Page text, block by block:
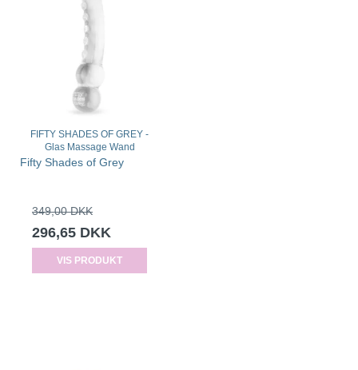
FIFTY SHADES OF GREY -
Glas Massage Wand
Fifty Shades of Grey
349,00 DKK
296,65 DKK
VIS PRODUKT